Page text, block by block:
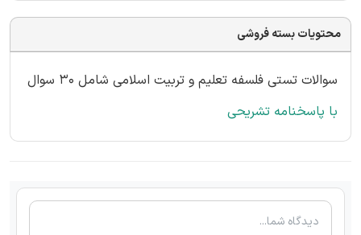
محتویات بسته فروشی
سوالات تستی فلسفه تعلیم و تربیت اسلامی شامل 30 سوال
با پاسخنامه تشریحی